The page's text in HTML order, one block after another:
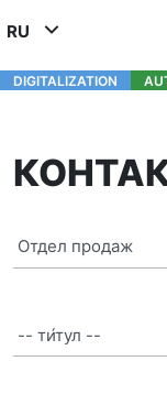
RU
DEUTSCH (DE)
中文 (ZH)
DIGITALIZATION -